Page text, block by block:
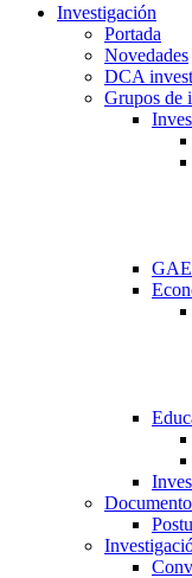
Investigación
Portada
Novedades
DCA
Grupos de